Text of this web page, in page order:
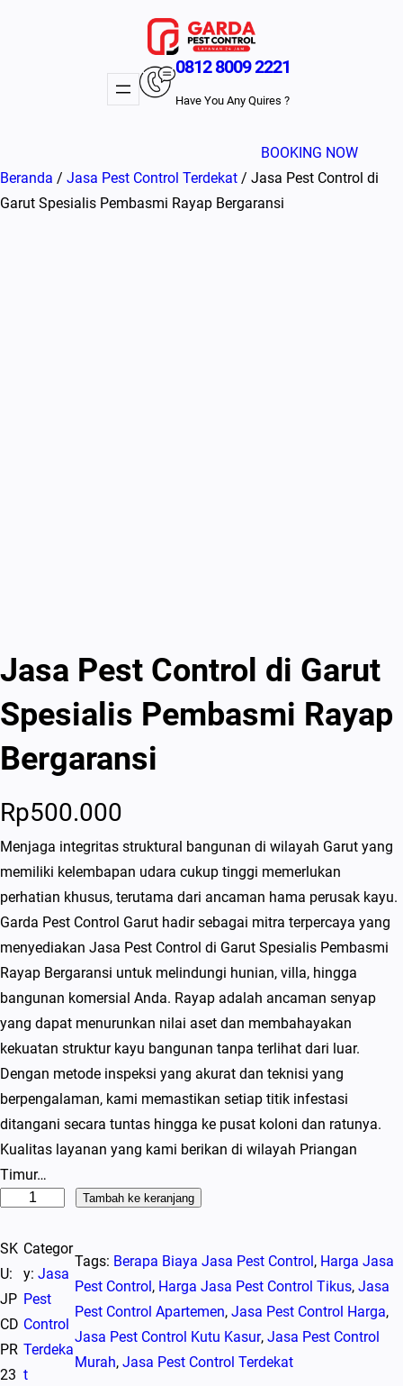
0812 8009 2221
Have You Any Quires ?
BOOKING NOW
Beranda / Jasa Pest Control Terdekat / Jasa Pest Control di
Garut Spesialis Pembasmi Rayap Bergaransi
Jasa Pest Control di Garut
Spesialis Pembasmi Rayap
Bergaransi
Rp500.000
Menjaga integritas struktural bangunan di wilayah Garut yang
memiliki kelembapan udara cukup tinggi memerlukan
perhatian khusus, terutama dari ancaman hama perusak kayu.
Garda Pest Control Garut hadir sebagai mitra terpercaya yang
menyediakan Jasa Pest Control di Garut Spesialis Pembasmi
Rayap Bergaransi untuk melindungi hunian, villa, hingga
bangunan komersial Anda. Rayap adalah ancaman senyap
yang dapat menurunkan nilai aset dan membahayakan
kekuatan struktur kayu bangunan tanpa terlihat dari luar.
Dengan metode inspeksi yang akurat dan teknisi yang
berpengalaman, kami memastikan setiap titik infestasi
ditangani secara tuntas hingga ke pusat koloni dan ratunya.
Kualitas layanan yang kami berikan di wilayah Priangan
Timur…
a
n
t
i
t
a
Tambah ke keranjang
SK
U:
JP
CD
PR
23
Categor
y: Jasa
Pest
Control
Terdeka
t
Tags: Berapa Biaya Jasa Pest Control , Harga Jasa
Pest Control , Harga Jasa Pest Control Tikus, Jasa
Pest Control Apartemen, Jasa Pest Control Harga,
Jasa Pest Control Kutu Kasur, Jasa Pest Control
Murah, Jasa Pest Control Terdekat